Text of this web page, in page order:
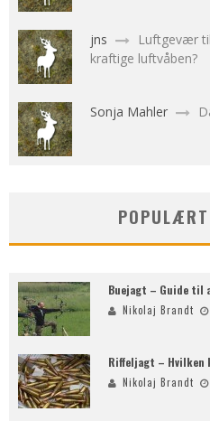
jns
Luftgevær
kraftige luftvåben?
Sonja Mahler
Buejagt – Guide til
Nikolaj Brandt
Riffeljagt – Hvilken
Nikolaj Brandt